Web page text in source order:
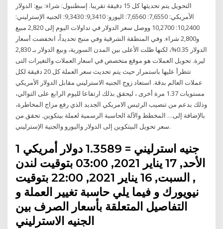
التحويل يتم تحديثها كل 15 دقيقة تقريبا. إسطنبول: شراء: بيع: الدولار
الأمريكي: 7,6550: 7,6560: اليورو: 9,3410: 9,3430: الجنيه الإسترليني:
10,2400: 10,2700 ووصل سعر الدولار في تداولات اليوم إلى 2,820 مبيع
و2,800 شراء. وفي المنطقة الشرقية وفي منبج تحديداً، انخفضت أسعار
الدولار 0.35%، لكنها ظلت الأعلى بين المدن السورية، وبيع الدولار بـ 2,830
ليرة. تحويل العملات هو موقع متخصص في اسعار العملات والتغيرات التى
تتطرأ عليها باستمرار حيث يتم تحديث سعر العملة كل 20 دقيقة لكل
عملات العالم بدقة. استعاد زوج الجنيه الاسترليني مقابل الدولار الأمريكي
مستويات 1.37 مرة أخرى ، ليحقق بذلك ارتفاعا لليوم الرابع على التوالي،
وذلك بدعم من تنصيب الرئيس الامريكي الجديد الذي رفع مزاج المخاطرة،
بالإضافة إلى… المخطط والآلة الحاسبة الرسمية لعملة بيتكوين. تحقق من
سعر تحويل البيتكوين إلى الدولار واليورو والجنية الإسترليني.
1 جنيه استرليني = 1.3589 دولار أمريكي
الأحد, 17 يناير 2021, 03:00 بتوقيت لندن
, السبت, 16 يناير 2021, 22:00 بتوقيت
نيويورك و فيما يلي حاسبة تغيير العملة و
التفاصيل المتعلقة بأسعار الصرف بين
الجنيه الاسترليني